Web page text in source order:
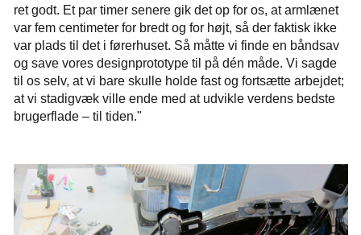
ret godt. Et par timer senere gik det op for os, at armlænet
var fem centimeter for bredt og for højt, så der faktisk ikke
var plads til det i førerhuset. Så måtte vi finde en båndsav
og save vores designprototype til på dén måde. Vi sagde
til os selv, at vi bare skulle holde fast og fortsætte arbejdet;
at vi stadigvæk ville ende med at udvikle verdens bedste
brugerflade – til tiden."